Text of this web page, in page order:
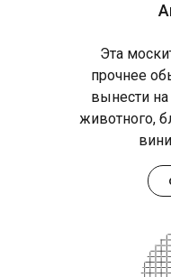
Эта
прочнее
вынести
животного,